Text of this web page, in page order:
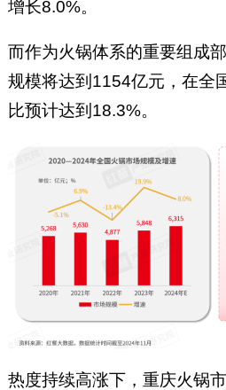
增长8.0%。
而作为火锅体系的重要组成
规模将达到1154亿元，在全
比预计达到18.3%。
热度持续高涨下，重庆火锅